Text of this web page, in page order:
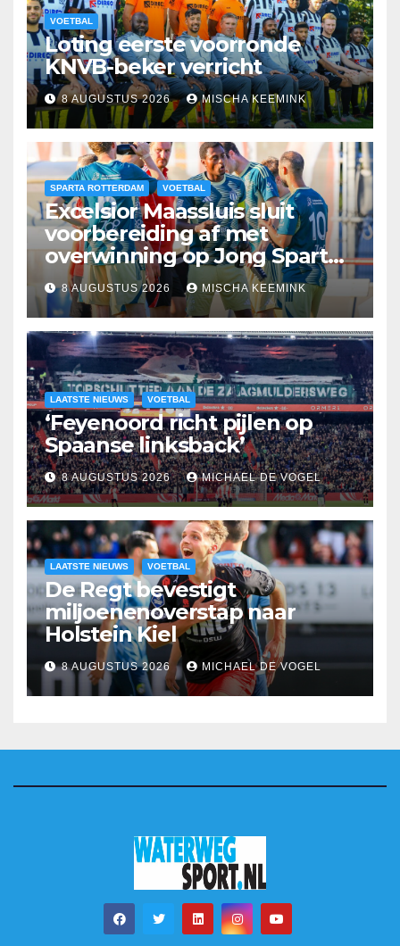
VOETBAL
Loting eerste voorronde
KNVB-beker verricht
8 AUGUSTUS 2026 MISCHA KEEMINK
SPARTA ROTTERDAM VOETBAL
Excelsior Maassluis sluit
voorbereiding af met
overwinning op Jong Sparta
Rotterdam
8 AUGUSTUS 2026 MISCHA KEEMINK
LAATSTE NIEUWS VOETBAL
‘Feyenoord richt pijlen op
Spaanse linksback’
8 AUGUSTUS 2026 MICHAEL DE VOGEL
LAATSTE NIEUWS VOETBAL
De Regt bevestigt
miljoenenoverstap naar
Holstein Kiel
8 AUGUSTUS 2026 MICHAEL DE VOGEL